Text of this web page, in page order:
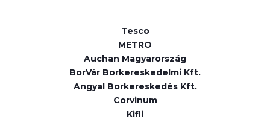
Tesco
METRO
Auchan Magyarország
BorVár Borkereskedelmi Kft.
Angyal Borkereskedés Kft.
Corvinum
Kifli